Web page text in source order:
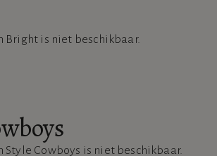
Bright is niet beschikbaar.
Style Cowboys is niet beschikbaar.